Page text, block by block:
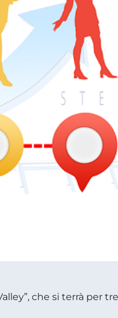
che si terrà per